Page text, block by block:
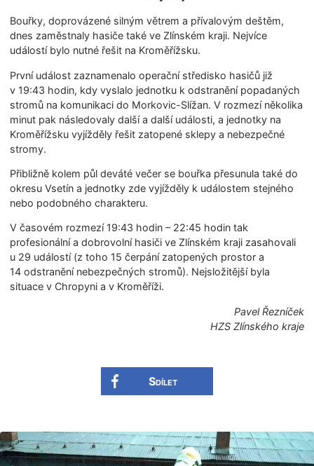
Bouřky, doprovázené silným větrem a přívalovým deštěm,
dnes zaměstnaly hasiče také ve Zlínském kraji. Nejvíce
událostí bylo nutné řešit na Kroměřížsku.
První událost zaznamenalo operační středisko hasičů již
v 19:43 hodin, kdy vyslalo jednotku k odstranění popadaných
stromů na komunikaci do Morkovic-Slížan. V rozmezí několika
minut pak následovaly další a další události, a jednotky na
Kroměřížsku vyjížděly řešit zatopené sklepy a nebezpečné
stromy.
Přibližně kolem půl deváté večer se bouřka přesunula také do
okresu Vsetín a jednotky zde vyjížděly k událostem stejného
nebo podobného charakteru.
V časovém rozmezí 19:43 hodin – 22:45 hodin tak
profesionální a dobrovolní hasiči ve Zlínském kraji zasahovali
u 29 událostí (z toho 15 čerpání zatopených prostor a
14 odstranění nebezpečných stromů). Nejsložitější byla
situace v Chropyni a v Kroměříži.
Pavel Řezníček
HZS Zlínského kraje
Sdílet